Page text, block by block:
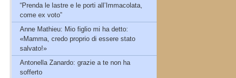
“Prenda le lastre e le porti all’Immacolata,
come ex voto”
Anne Mathieu: Mio figlio mi ha detto:
«Mamma, credo proprio di essere stato
salvato!»
Antonella Zanardo: grazie a te non ha
sofferto